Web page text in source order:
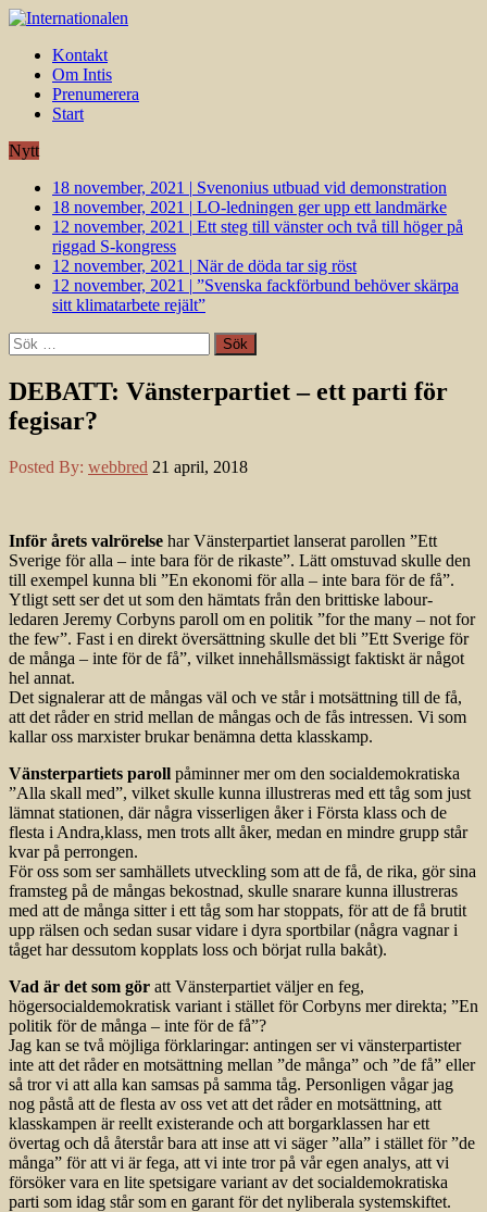
Kontakt
Om Intis
Prenumerera
Start
Nytt
18 november, 2021 | Svenonius utbuad vid demonstration
18 november, 2021 | LO-ledningen ger upp ett landmärke
12 november, 2021 | Ett steg till vänster och två till höger på
riggad S-kongress
12 november, 2021 | När de döda tar sig röst
12 november, 2021 | ”Svenska fackförbund behöver skärpa
sitt klimatarbete rejält”
Sök
efter:
DEBATT: Vänsterpartiet – ett parti för
fegisar?
Posted By: webbred 21 april, 2018
Inför årets valrörelse har Vänsterpartiet lanserat parollen ”Ett
Sverige för alla – inte bara för de rikaste”. Lätt omstuvad skulle den
till exempel kunna bli ”En ekonomi för alla – inte bara för de få”.
Ytligt sett ser det ut som den hämtats från den brittiske labour-
ledaren Jeremy Corbyns paroll om en politik ”for the many – not for
the few”. Fast i en direkt översättning skulle det bli ”Ett Sverige för
de många – inte för de få”, vilket innehållsmässigt faktiskt är något
hel annat.
Det signalerar att de mångas väl och ve står i motsättning till de få,
att det råder en strid mellan de mångas och de fås intressen. Vi som
kallar oss marxister brukar benämna detta klasskamp.
Vänsterpartiets paroll påminner mer om den socialdemokratiska
”Alla skall med”, vilket skulle kunna illustreras med ett tåg som just
lämnat stationen, där några visserligen åker i Första klass och de
flesta i Andra,klass, men trots allt åker, medan en mindre grupp står
kvar på perrongen.
För oss som ser samhällets utveckling som att de få, de rika, gör sina
framsteg på de mångas bekostnad, skulle snarare kunna illustreras
med att de många sitter i ett tåg som har stoppats, för att de få brutit
upp rälsen och sedan susar vidare i dyra sportbilar (några vagnar i
tåget har dessutom kopplats loss och börjat rulla bakåt).
Vad är det som gör att Vänsterpartiet väljer en feg,
högersocialdemokratisk variant i stället för Corbyns mer direkta; ”En
politik för de många – inte för de få”?
Jag kan se två möjliga förklaringar: antingen ser vi vänsterpartister
inte att det råder en motsättning mellan ”de många” och ”de få” eller
så tror vi att alla kan samsas på samma tåg. Personligen vågar jag
nog påstå att de flesta av oss vet att det råder en motsättning, att
klasskampen är reellt existerande och att borgarklassen har ett
övertag och då återstår bara att inse att vi säger ”alla” i stället för ”de
många” för att vi är fega, att vi inte tror på vår egen analys, att vi
försöker vara en lite spetsigare variant av det socialdemokratiska
parti som idag står som en garant för det nyliberala systemskiftet.